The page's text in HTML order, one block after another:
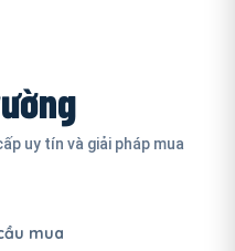
uy tín và giải pháp mua
mua